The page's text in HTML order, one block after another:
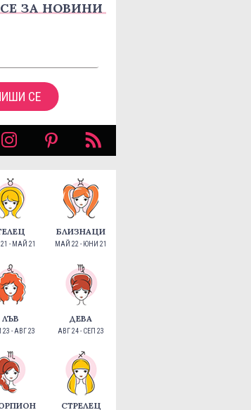
ЗА НОВИНИ
СЕ
- МАЙ 21
БЛИЗНАЦИ
МАЙ 22 - ЮНИ 21
ЛЪВ
- АВГ 23
ДЕВА
АВГ 24 - СЕП 23
СТРЕЛЕЦ